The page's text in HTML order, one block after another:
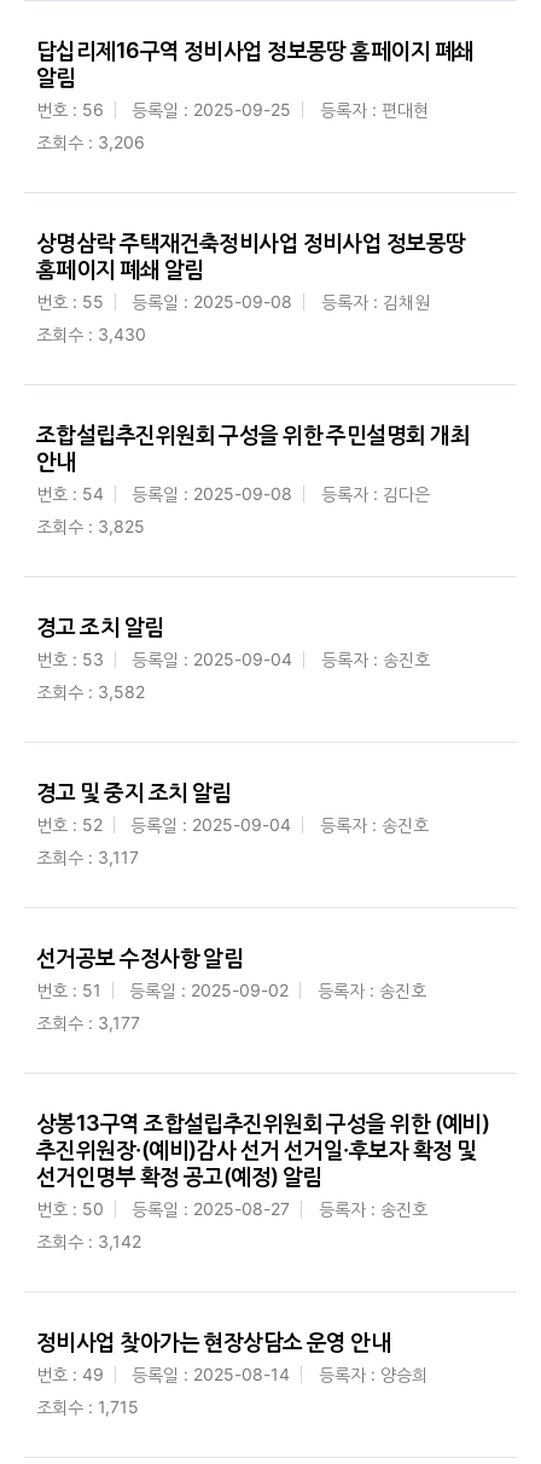
답십리제16구역 정비사업 정보몽땅 홈페이지 폐쇄
알림
번호 : 56 등록일 : 2025-09-25
등록자 : 편대현
조회수 : 3,206
상명삼락 주택재건축정비사업 정비사업 정보몽땅
홈페이지 폐쇄 알림
번호 : 55 등록일 : 2025-09-08
등록자 : 김채원
조회수 : 3,430
조합설립추진위원회 구성을 위한 주민설명회 개최
안내
번호 : 54 등록일 : 2025-09-08
등록자 : 김다은
조회수 : 3,825
경고 조치 알림
번호 : 53 등록일 : 2025-09-04
등록자 : 송진호
조회수 : 3,582
경고 및 중지 조치 알림
번호 : 52 등록일 : 2025-09-04
등록자 : 송진호
조회수 : 3,117
선거공보 수정사항 알림
번호 : 51 등록일 : 2025-09-02
등록자 : 송진호
조회수 : 3,177
상봉13구역 조합설립추진위원회 구성을 위한 (예비)
추진위원장·(예비)감사 선거 선거일·후보자 확정 및
선거인명부 확정 공고(예정) 알림
번호 : 50 등록일 : 2025-08-27
등록자 : 송진호
조회수 : 3,142
정비사업 찾아가는 현장상담소 운영 안내
번호 : 49 등록일 : 2025-08-14
등록자 : 양승희
조회수 : 1,715